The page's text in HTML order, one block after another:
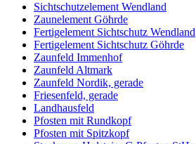
Sichtschutzelement Wendland
Zaunelement Göhrde
Fertigelement Sichtschutz Wendland
Fertigelement Sichtschutz Göhrde
Zaunfeld Immenhof
Zaunfeld Altmark
Zaunfeld Nordik, gerade
Friesenfeld, gerade
Landhausfeld
Pfosten mit Rundkopf
Pfosten mit Spitzkopf